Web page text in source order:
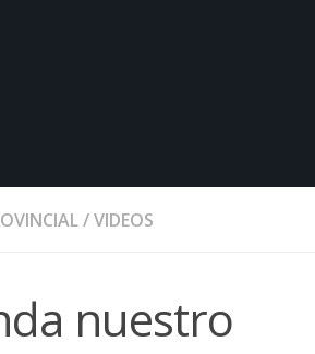
/VIDEOS
nuestro